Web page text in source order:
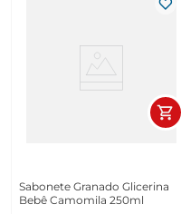
Sabonete Granado Glicerina
Bebê Camomila 250ml